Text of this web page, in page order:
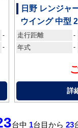
-
-
日野 レンジャ
ウイング 中型
走行距離 -
年式 -
詳
台中 1台目から 23